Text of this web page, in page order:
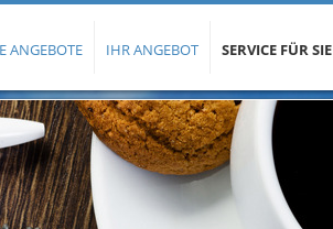
ANGEBOTE IHR ANGEBOT SERVICE FÜR SIE